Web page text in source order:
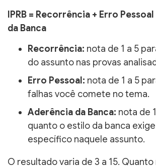
IPRB = Recorrência + Erro
da Banca
Recorrência: nota de 1 a 5
do assunto nas provas
Erro Pessoal: nota de 1 a 5
falhas você comete no tema.
Aderência da Banca: nota de
quanto o estilo da banca
específico naquele assunto.
O resultado varia de 3 a 15.